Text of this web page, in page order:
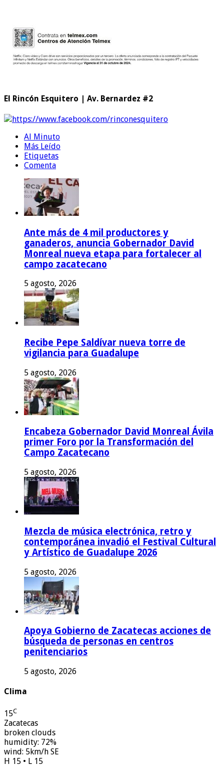
El Rincón Esquitero | Av. Bernardez #2
https://www.facebook.com/rinconesquitero
Al Minuto
Más Leído
Etiquetas
Comenta
Ante más de 4 mil productores y
ganaderos, anuncia Gobernador David
Monreal nueva etapa para fortalecer al
campo zacatecano
5 agosto, 2026
Recibe Pepe Saldívar nueva torre de
vigilancia para Guadalupe
5 agosto, 2026
Encabeza Gobernador David Monreal Ávila
primer Foro por la Transformación del
Campo Zacatecano
5 agosto, 2026
Mezcla de música electrónica, retro y
contemporánea invadió el Festival Cultural
y Artístico de Guadalupe 2026
5 agosto, 2026
Apoya Gobierno de Zacatecas acciones de
búsqueda de personas en centros
penitenciarios
5 agosto, 2026
Clima
15C
Zacatecas
broken clouds
humidity: 72%
wind: 5km/h SE
H 15 • L 15